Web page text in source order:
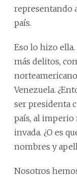
representando
país.
Eso lo hizo
más delitos,
Venezuela.
ser presidenta
país, al imperio
invada. ¿O es
nombres y
Nosotros